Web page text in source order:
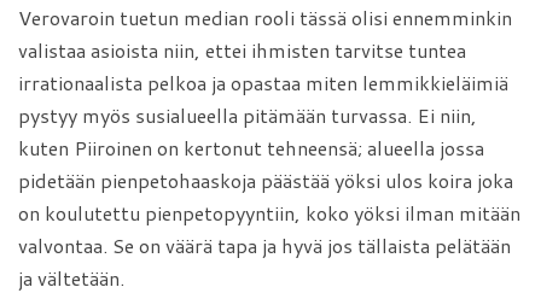
Verovaroin tuetun median rooli tässä olisi ennemminkin
valistaa asioista niin, ettei ihmisten tarvitse tuntea
irrationaalista pelkoa ja opastaa miten lemmikkieläimiä
pystyy myös susialueella pitämään turvassa. Ei niin,
kuten Piiroinen on kertonut tehneensä; alueella jossa
pidetään pienpetohaaskoja päästää yöksi ulos koira joka
on koulutettu pienpetopyyntiin, koko yöksi ilman mitään
valvontaa. Se on väärä tapa ja hyvä jos tällaista pelätään
ja vältetään.